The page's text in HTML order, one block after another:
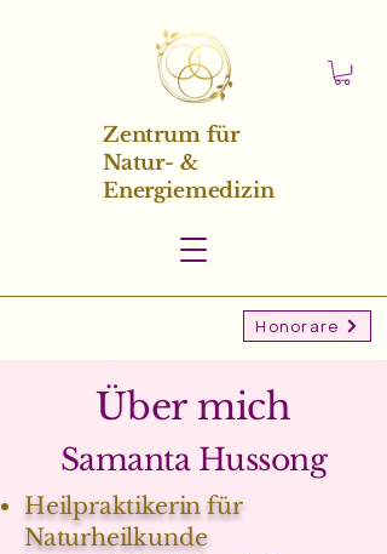
Zentrum für
Natur- &
Energiemedizin
Honorare
Über mich
Samanta Hussong
Heilpraktikerin für
Naturheilkunde